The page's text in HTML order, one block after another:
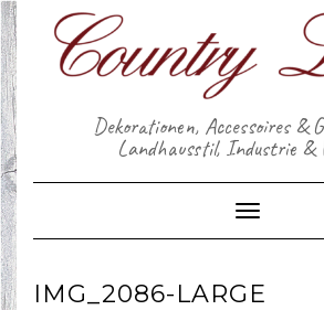
Skip
to
content
Dekorationen, Accessoires &
Landhausstil, Industrie &
Toggle
IMG_2086-LARGE